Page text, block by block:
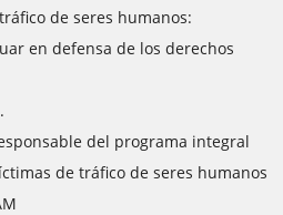
de seres humanos:
en defensa de los derechos
del programa integral
de tráfico de seres humanos